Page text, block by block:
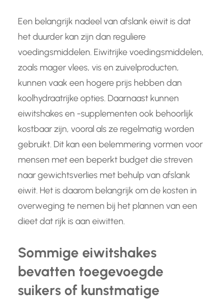
Een belangrijk nadeel van afslank eiwit is dat
het duurder kan zijn dan reguliere
voedingsmiddelen. Eiwitrijke voedingsmiddelen,
zoals mager vlees, vis en zuivelproducten,
kunnen vaak een hogere prijs hebben dan
koolhydraatrijke opties. Daarnaast kunnen
eiwitshakes en -supplementen ook behoorlijk
kostbaar zijn, vooral als ze regelmatig worden
gebruikt. Dit kan een belemmering vormen voor
mensen met een beperkt budget die streven
naar gewichtsverlies met behulp van afslank
eiwit. Het is daarom belangrijk om de kosten in
overweging te nemen bij het plannen van een
dieet dat rijk is aan eiwitten.
Sommige eiwitshakes
bevatten toegevoegde
suikers of kunstmatige